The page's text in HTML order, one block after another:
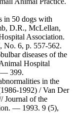
in 50 dogs with
D.R., McLellan,
Association.
No. 6, p. 557-562.
diseases of the
Hospital
399.
in the
1992) / Van Der
Journal of the
― 1993. 9 (5),